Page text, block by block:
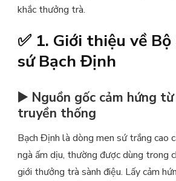
khắc thưởng trà.
✅ 1. Giới thiệu về
sứ Bạch Định
▶️ Nguồn gốc cảm hứng
truyền thống
Bạch Định là dòng men sứ trắng cao
ngà ấm dịu, thường được dùng trong
giới thưởng trà sành điệu. Lấy cảm